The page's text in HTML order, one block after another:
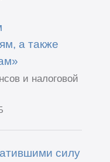
а также
и налоговой
силу